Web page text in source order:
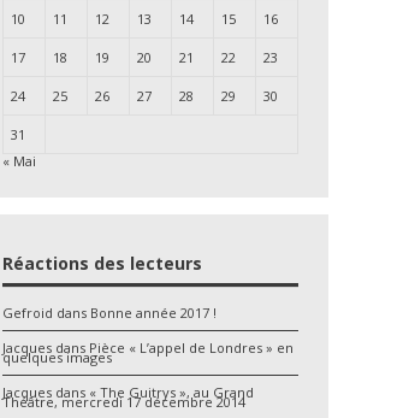
10 11 12 13 14 15 16
17 18 19 20 21 22 23
24 25 26 27 28 29 30
31
« Mai
Réactions des lecteurs
Gefroid dans Bonne année 2017 !
Jacquesdans Pièce « L’appel de Londres » en
quelques images
Jacquesdans « The Guitrys », au Grand
Théâtre, mercredi 17 décembre 2014